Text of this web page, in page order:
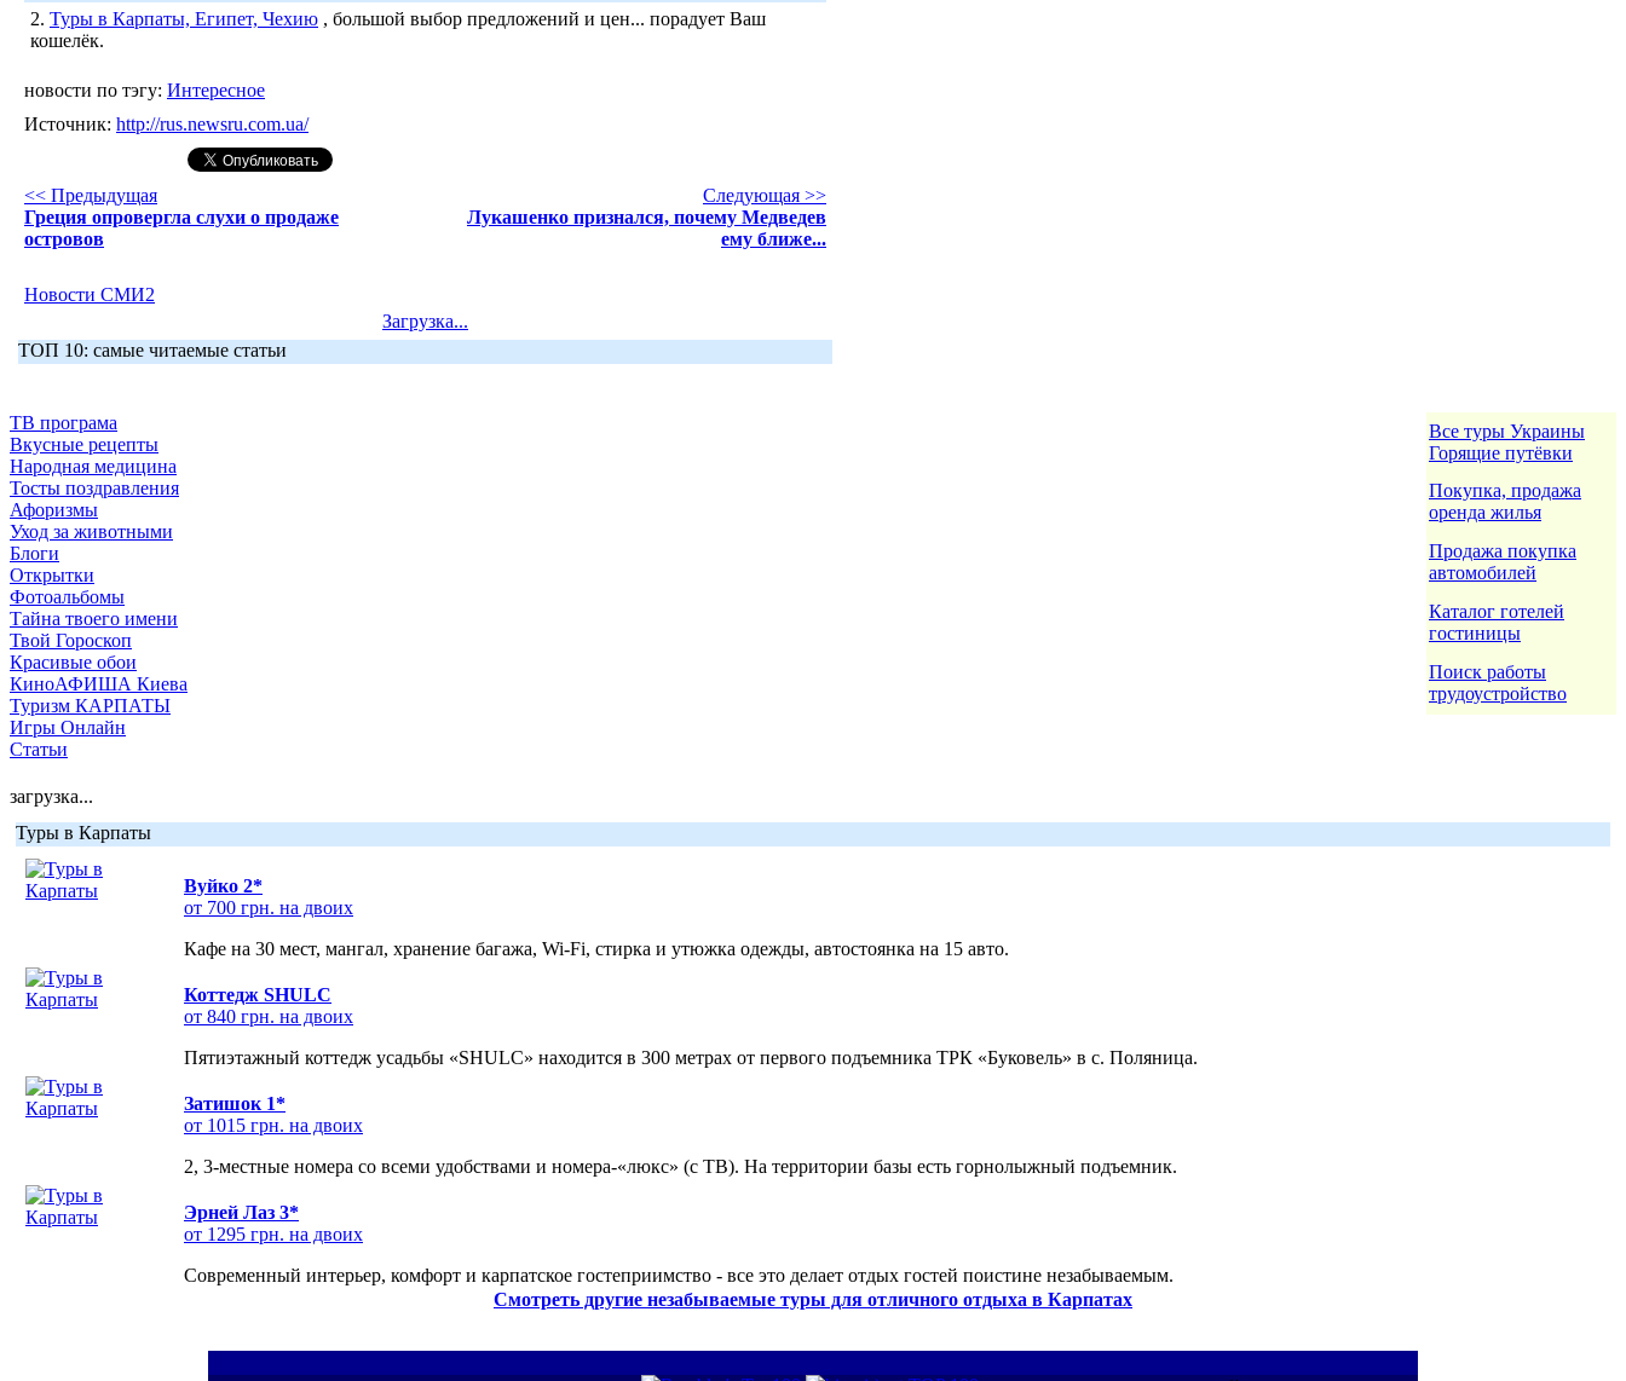
2. Туры в Карпаты, Египет, Чехию , большой выбор предложений и цен... порадует Ваш
кошелёк.
новости по тэгу: Интересное
Источник: http://rus.newsru.com.ua/
<< Предыдущая
Греция опровергла слухи о продаже
островов
Следующая >>
Лукашенко признался, почему Медведев
ему ближе...
Новости СМИ2
Загрузка...
ТОП 10: самые читаемые статьи
ТВ програма
Вкусные рецепты
Народная медицина
Тосты поздравления
Афоризмы
Уход за животными
Блоги
Открытки
Фотоальбомы
Тайна твоего имени
Твой Гороскоп
Красивые обои
КиноАФИША Киева
Туризм КАРПАТЫ
Игры Онлайн
Статьи
Все туры Украины
Горящие путёвки
Покупка, продажа
оренда жилья
Продажа покупка
автомобилей
Каталог готелей
гостиницы
Поиск работы
трудоустройство
загрузка...
Туры в Карпаты
Вуйко 2*
от 700 грн. на двоих
Кафе на 30 мест, мангал, хранение багажа, Wi-Fi, стирка и утюжка одежды, автостоянка на 15 авто.
Коттедж SHULC
от 840 грн. на двоих
Пятиэтажный коттедж усадьбы «SHULC» находится в 300 метрах от первого подъемника ТРК «Буковель» в с. Поляница.
Затишок 1*
от 1015 грн. на двоих
2, 3-местные номера со всеми удобствами и номера-«люкс» (с ТВ). На территории базы есть горнолыжный подъемник.
Эрней Лаз 3*
от 1295 грн. на двоих
Современный интерьер, комфорт и карпатское гостеприимство - все это делает отдых гостей поистине незабываемым.
Смотреть другие незабываемые туры для отличного отдыха в Карпатах